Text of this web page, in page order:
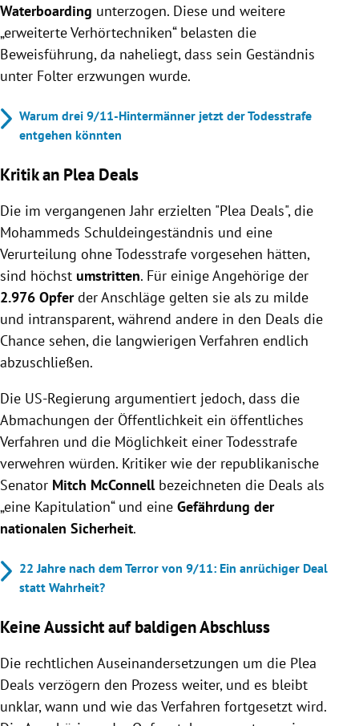
Waterboarding unterzogen. Diese und weitere
„erweiterte Verhörtechniken“ belasten die
Beweisführung, da naheliegt, dass sein Geständnis
unter Folter erzwungen wurde.
Warum drei 9/11-Hintermänner jetzt der Todesstrafe
entgehen könnten
Kritik an Plea Deals
Die im vergangenen Jahr erzielten "Plea Deals", die
Mohammeds Schuldeingeständnis und eine
Verurteilung ohne Todesstrafe vorgesehen hätten,
sind höchst umstritten. Für einige Angehörige der
2.976 Opferder Anschläge gelten sie als zu milde
und intransparent, während andere in den Deals die
Chance sehen, die langwierigen Verfahren endlich
abzuschließen.
Die US-Regierung argumentiert jedoch, dass die
Abmachungen der Öffentlichkeit ein öffentliches
Verfahren und die Möglichkeit einer Todesstrafe
verwehren würden. Kritiker wie der republikanische
Senator Mitch McConnell bezeichneten die Deals als
„eine Kapitulation“ und eine Gefährdung der
nationalen Sicherheit.
22 Jahre nach dem Terror von 9/11: Ein anrüchiger Deal
statt Wahrheit?
Keine Aussicht auf baldigen Abschluss
Die rechtlichen Auseinandersetzungen um die Plea
Deals verzögern den Prozess weiter, und es bleibt
unklar, wann und wie das Verfahren fortgesetzt wird.